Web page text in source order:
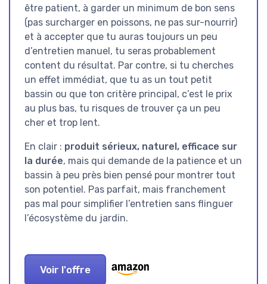
être patient, à garder un minimum de bon sens
(pas surcharger en poissons, ne pas sur-nourrir)
et à accepter que tu auras toujours un peu
d’entretien manuel, tu seras probablement
content du résultat. Par contre, si tu cherches
un effet immédiat, que tu as un tout petit
bassin ou que ton critère principal, c’est le prix
au plus bas, tu risques de trouver ça un peu
cher et trop lent.
En clair : produit sérieux, naturel, efficace sur
la durée, mais qui demande de la patience et un
bassin à peu près bien pensé pour montrer tout
son potentiel. Pas parfait, mais franchement
pas mal pour simplifier l’entretien sans flinguer
l’écosystème du jardin.
Voir l'offre